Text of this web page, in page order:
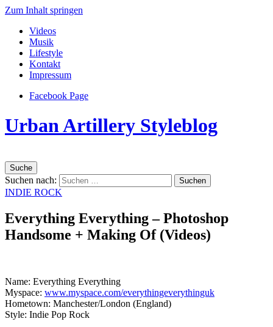
Zum Inhalt springen
Videos
Musik
Lifestyle
Kontakt
Impressum
Facebook Page
Urban Artillery Styleblog
Suche
Suchen nach:
INDIE ROCK
Everything Everything – Photoshop
Handsome + Making Of (Videos)
Name: Everything Everything
Myspace: www.myspace.com/everythingeverythinguk
Hometown: Manchester/London (England)
Style: Indie Pop Rock